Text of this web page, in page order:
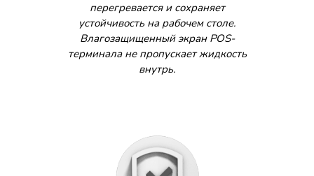
перегревается и сохраняет
устойчивость на рабочем столе.
Влагозащищенный экран POS-
терминала не пропускает жидкость
внутрь.